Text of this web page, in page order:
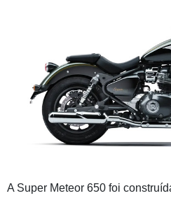
A Super Meteor 650 foi